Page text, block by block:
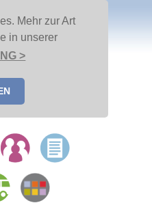
Mehr zur Art
in unserer
>